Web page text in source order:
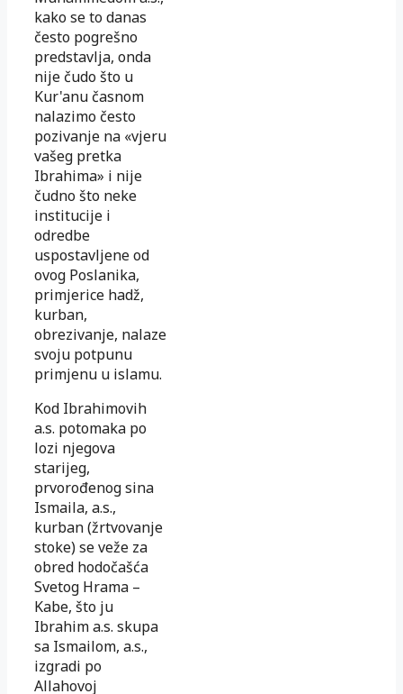
kako se to danas
često pogrešno
predstavlja, onda
nije čudo što u
Kur'anu časnom
nalazimo često
pozivanje na «vjeru
vašeg pretka
Ibrahima» i nije
čudno što neke
institucije i
odredbe
uspostavljene od
ovog Poslanika,
primjerice hadž,
kurban,
obrezivanje, nalaze
svoju potpunu
primjenu u islamu.
Kod Ibrahimovih
a.s. potomaka po
lozi njegova
starijeg,
prvorođenog sina
Ismaila, a.s.,
kurban (žrtvovanje
stoke) se veže za
obred hodočašća
Svetog Hrama –
Kabe, što ju
Ibrahim a.s. skupa
sa Ismailom, a.s.,
izgradi po
Allahovoj